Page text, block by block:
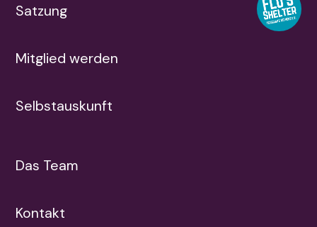
Satzung
Mitglied werden
Selbstauskunft
Das Team
Kontakt